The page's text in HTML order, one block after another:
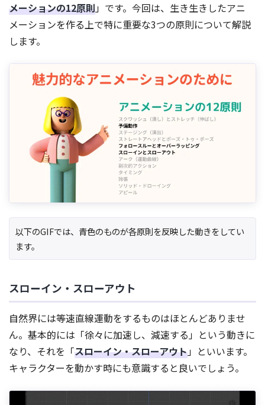
メーションの12原則」です。今回は、生き生きしたアニ
メーションを作る上で特に重要な3つの原則について解説
します。
以下のGIFでは、青色のものが各原則を反映した動きをしてい
ます。
スローイン・スローアウト
自然界には等速直線運動をするものはほとんどありませ
ん。基本的には「徐々に加速し、減速する」という動きに
なり、それを「スローイン・スローアウト」といいます。
キャラクターを動かす時にも意識すると良いでしょう。